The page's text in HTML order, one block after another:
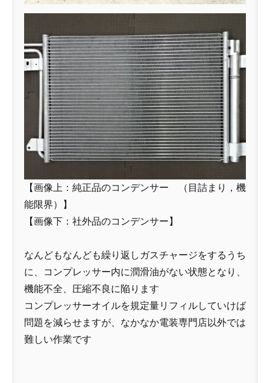
【画像上：純正品のコンデンサー （目詰まり，機
能限界）】
【画像下：社外品のコンデンサー】
なんどもなんども繰り返しガスチャージをするうち
に、コンプレッサー内に潤滑油がない状態となり、
機能不全、圧縮不良に陥ります
コンプレッサーオイルを規定量リフィルしていけば
問題を減らせますが、なかなか電装専門店以外では
難しい作業です